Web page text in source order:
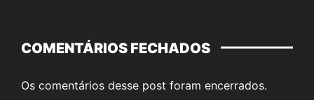
COMENTÁRIOS FECHADOS
Os comentários desse post foram encerrados.